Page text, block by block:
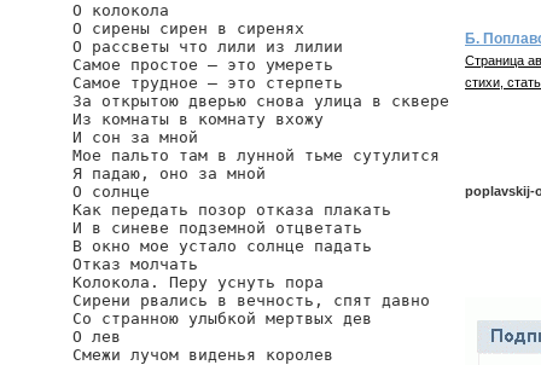
О колокола
О сирены сирен в сиренях
О рассветы что лили из лилии
Самое простое — это умереть
Самое трудное — это стерпеть
За открытою дверью снова улица в сквере
Из комнаты в комнату вхожу
И сон за мной
Мое пальто там в лунной тьме сутулится
Я падаю, оно за мной
О солнце
Как передать позор отказа плакать
И в синеве подземной отцветать
В окно мое устало солнце падать
Отказ молчать
Колокола. Перу уснуть пора
Сирени рвались в вечность, спят давно
Со странною улыбкой мертвых дев
О лев
Смежи лучом виденья королев
Б.
Страница
стихи,
poplavskij-